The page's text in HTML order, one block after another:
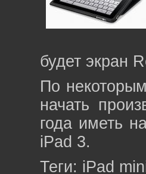
будет экран
По
начать
года иметь
iPad 3.
Теги: iPad